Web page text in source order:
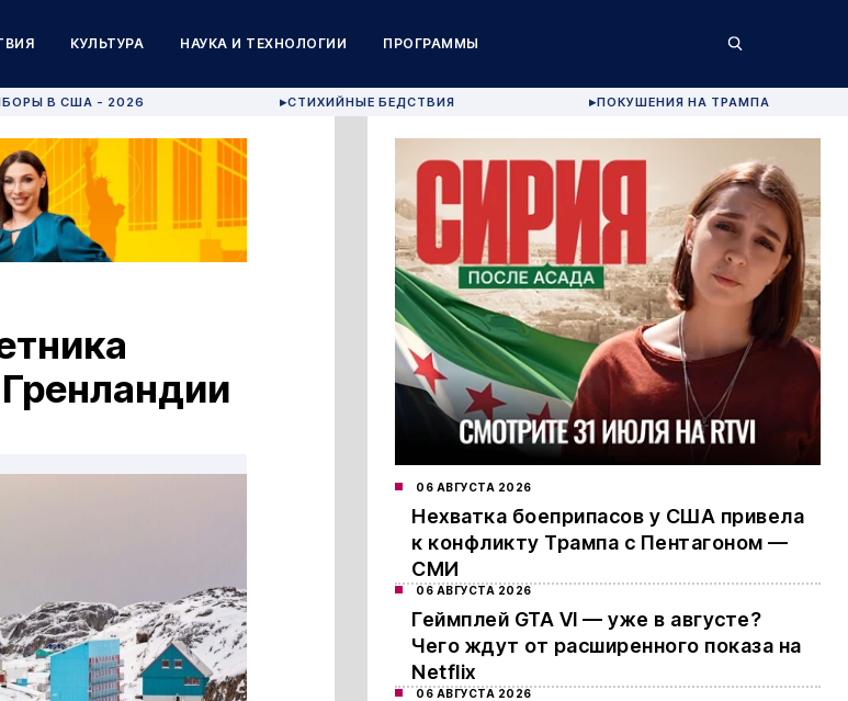
КУЛЬТУРА НАУКА И ТЕХНОЛОГИИ ПРОГРАММЫ
В США - 2026 ▶СТИХИЙНЫЕ БЕДСТВИЯ ▶ПОКУШЕНИЯ НА ТРАМПА
06 АВГУСТА 2026
Нехватка боеприпасов у США привела
к конфликту Трампа с Пентагоном —
СМИ
06 АВГУСТА 2026
Геймплей GTA VI — уже в августе?
Чего ждут от расширенного показа на
Netflix
06 АВГУСТА 2026